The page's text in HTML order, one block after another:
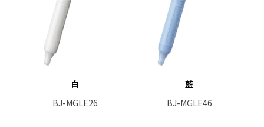
白
BJ-MGLE26
藍
BJ-MGLE46